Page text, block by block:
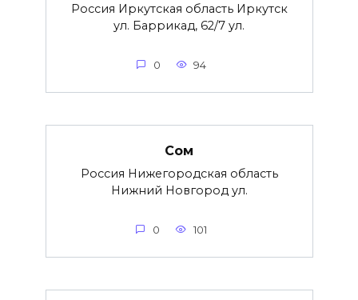
Россия Иркутская область Иркутск
ул. Баррикад, 62/7 ул.
0 94
Сом
Россия Нижегородская область
Нижний Новгород ул.
0 101